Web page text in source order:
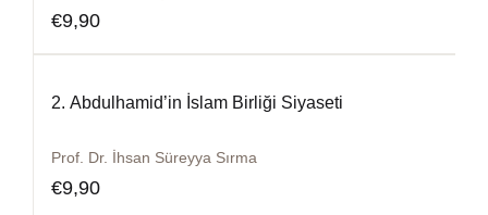
€9,90
2. Abdulhamid’in İslam Birliği Siyaseti
Prof. Dr. İhsan Süreyya Sırma
€9,90